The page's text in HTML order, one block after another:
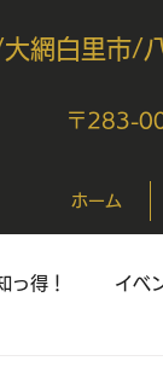
網白里市/
〒283-
ホーム
っ得！ イベ